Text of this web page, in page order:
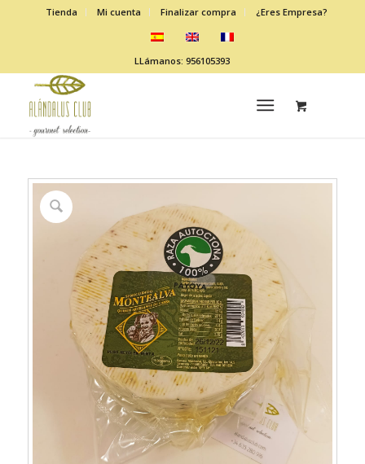
Tienda Mi cuenta Finalizar compra ¿Eres Empresa?
LLámanos: 956105393